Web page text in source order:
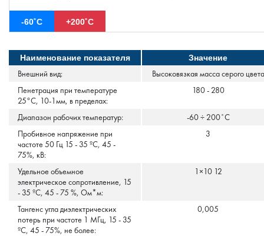
-60˚С +200˚С
Наименование показателя Значение
Внешний вид:
Высоковязкая масса серого цвета
Пенетрация при температуре
25°С, 10-1мм, в пределах:
180 - 280
Диапазон рабочих температур:
-60 ÷ 200˚С
Пробивное напряжение при
частоте 50 Гц 15 - 35 ºC, 45 -
75%, кВ:
3
Удельное объемное
электрическое сопротивление, 15
- 35 ºC, 45 - 75 %, Ом*м:
1×10 12
Тангенс угла диэлектрических
потерь при частоте 1 МГц, 15 - 35
ºC, 45 - 75%, не более:
0,005